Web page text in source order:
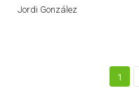
Jordi González
1